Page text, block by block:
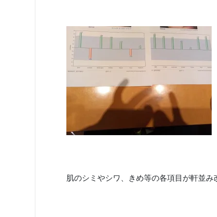
肌のシミやシワ、きめ等の各項目が軒並み